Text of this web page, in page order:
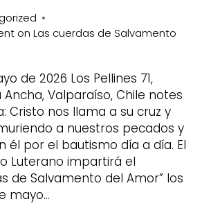
on Las cuerdas de Salvamento
de 2026 Los Pellines 71,
Ancha, Valparaíso, Chile notes
Cristo nos llama a su cruz y
a nuestros pecados y
él por el bautismo día a día. El
Luterano impartirá el
de Salvamento del Amor” los
mayo…